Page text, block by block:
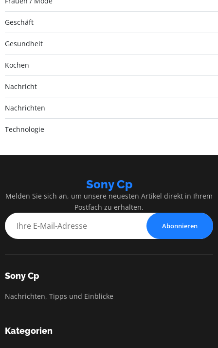
Geschäft
Gesundheit
Kochen
Nachricht
Nachrichten
Technologie
Sony Cp
Melden Sie sich an, um unsere neuesten Artikel direkt in Ihrem
Postfach zu erhalten.
Abonnieren
Sony Cp
Nachrichten, Tipps und Einblicke
Kategorien